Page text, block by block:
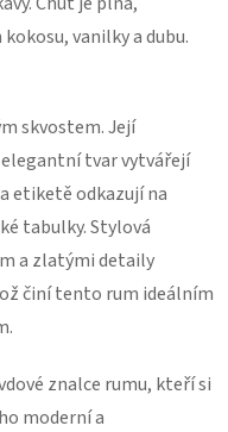
vanilky a dubu.
skvostem. Její
tvar vytvářejí
etiketě odkazují na
tabulky. Stylová
a zlatými detaily
činí tento rum ideálním
znalce rumu, kteří si
moderní a